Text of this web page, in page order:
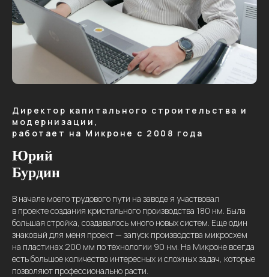
Директор капитального строительства и
модернизации,
работает на Микроне с 2008 года
Юрий
Бурдин
В начале моего трудового пути на заводе я участвовал
в проекте создания кристального производства 180 нм. Была
большая стройка, создавалось много новых систем. Еще один
знаковый для меня проект — запуск производства микросхем
на пластинах 200 мм по технологии 90 нм. На Микроне всегда
есть большое количество интересных и сложных задач, которые
позволяют профессионально расти.